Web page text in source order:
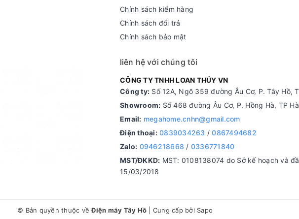
Chính sách kiểm hàng
Chính sách đổi trả
Chính sách bảo mật
liên hệ với chúng tôi
CÔNG TY TNHH LOAN THÚY VN
Công ty: Số 12A, Ngõ 359 đường Âu Cơ, P. Tây Hồ,
Showroom: Số 468 đường Âu Cơ, P. Hồng Hà, TP
Email: megahome.cnhn@gmail.com
Điện thoại: 0839034263 /0867494682
Zalo: 0946218668 / 0336771840
MST/ĐKKD: MST: 0108138074 do Sở kế hoạch và
15/03/2018
© Bản quyền thuộc vềĐiện máy Tây Hồ Cung cấp bởi Sapo